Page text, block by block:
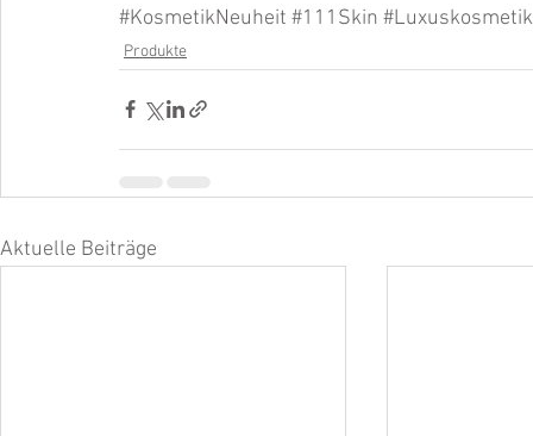
#KosmetikNeuheit #111Skin #Luxuskosmetik
Produkte
Aktuelle Beiträge